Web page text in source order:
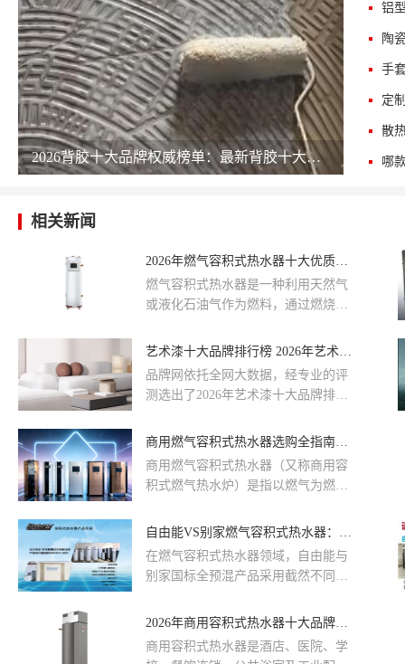
2026背胶十大品牌权威榜单：最新背胶十大公司排名 chinapp
铝
陶
手
定
散
相关新闻
2026年燃气容积式热水器十大优质品牌发布：能效解析与选购指南 品牌网chinapp
燃气容积式热水器是一种利用天然气
或液化石油气作为燃料，通过燃烧器
换器加热承压内胆中的储水，并通过
热设备。此次榜单汇集了燃气容积式
热水器十大品牌的信息。数据支持来
考量了品牌知名度、员工规模、企业
资产及经营状况等多项关键指标，旨
在为消费者提供一个可靠的参考。请
新，以确保信息的准确性。
艺术漆十大品牌排行榜 2026年艺术漆十大品牌权威分析与选购指南！品牌网chinapp
品牌网依托全网大数据，经专业的评
测选出了2026年艺术漆十大品牌排行
立邦Nippon、Carpoly嘉宝莉、三棵树
罗Viero、卡百利Kabel、佐敦
JOTUN、万彩石、兰铂LOMBOR。
商用燃气容积式热水器选购全指南——从技术参数到品牌选择
商用燃气容积式热水器（又称商用容
积式燃气热水炉）是指以燃气为燃
≤99kW，储水容积≤495L的大容量热
比，容积式设备内置储水内胆，能够
在用水高峰前预先加热并储存热水，
瞬时大流量用水需求。国家标准
GB18111-2021《燃气容积式热水器》
自由能VS别家燃气容积式热水器：技术差异全解析
在燃气容积式热水器领域，自由能与
别家国标全预混产品采用截然不同的
统、换热效率、维护成本三大维度，
寿命。
2026年商用容积式热水器十大品牌排行榜：常见问题解答与避坑指南
商用容积式热水器是酒店、医院、学